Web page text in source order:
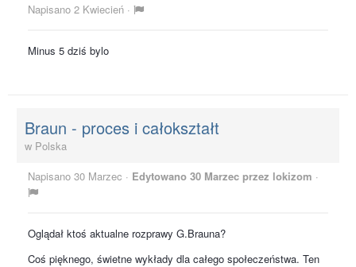
Napisano 2 Kwiecień ·
Minus 5 dziś bylo
Braun - proces i całokształt
w Polska
Napisano 30 Marzec · Edytowano 30 Marzec przez lokizom ·
Oglądał ktoś aktualne rozprawy G.Brauna?
Coś pięknego, świetne wykłady dla całego społeczeństwa. Ten